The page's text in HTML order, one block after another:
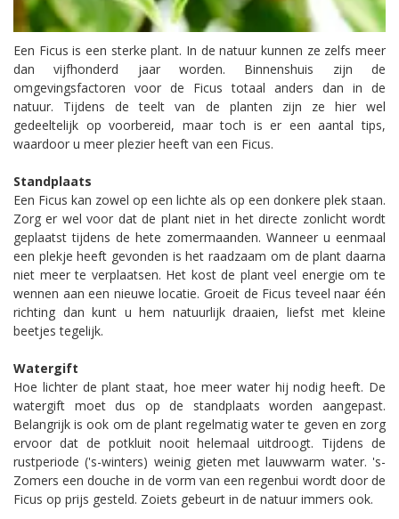
Een Ficus is een sterke plant. In de natuur kunnen ze zelfs meer
dan vijfhonderd jaar worden. Binnenshuis zijn de
omgevingsfactoren voor de Ficus totaal anders dan in de
natuur. Tijdens de teelt van de planten zijn ze hier wel
gedeeltelijk op voorbereid, maar toch is er een aantal tips,
waardoor u meer plezier heeft van een Ficus.
Standplaats
Een Ficus kan zowel op een lichte als op een donkere plek staan.
Zorg er wel voor dat de plant niet in het directe zonlicht wordt
geplaatst tijdens de hete zomermaanden. Wanneer u eenmaal
een plekje heeft gevonden is het raadzaam om de plant daarna
niet meer te verplaatsen. Het kost de plant veel energie om te
wennen aan een nieuwe locatie. Groeit de Ficus teveel naar één
richting dan kunt u hem natuurlijk draaien, liefst met kleine
beetjes tegelijk.
Watergift
Hoe lichter de plant staat, hoe meer water hij nodig heeft. De
watergift moet dus op de standplaats worden aangepast.
Belangrijk is ook om de plant regelmatig water te geven en zorg
ervoor dat de potkluit nooit helemaal uitdroogt. Tijdens de
rustperiode ('s-winters) weinig gieten met lauwwarm water. 's-
Zomers een douche in de vorm van een regenbui wordt door de
Ficus op prijs gesteld. Zoiets gebeurt in de natuur immers ook.